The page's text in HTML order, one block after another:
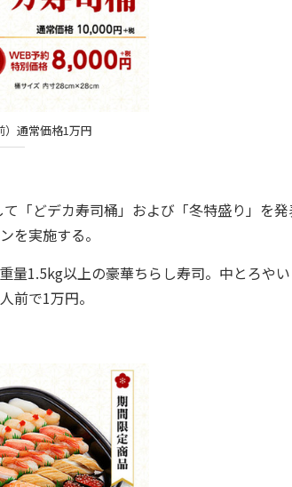
）通常価格1万円
「どデカ寿司桶」および「冬特盛り」を発
を実施する。
1.5kg以上の豪華ちらし寿司。中とろやい
前で1万円。